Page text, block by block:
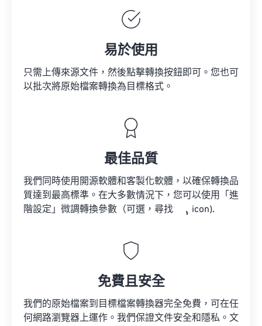
易於使用
只需上傳來源文件，然後點擊轉換按鈕即可。您也可
以批次將原始檔案轉換為目標格式。
最佳品質
我們同時使用開源軟體和客製化軟體，以確保轉換品
質達到最高標準。在大多數情況下，您可以使用「進
階設定」微調轉換參數（可選，尋找
icon).
免費且安全
我們的原始檔案到目標檔案轉換器完全免費，可在任
何網路瀏覽器上運作。我們保證文件安全和隱私。文